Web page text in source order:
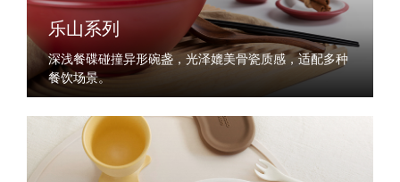
乐山系列
深浅餐碟碰撞异形碗盏，光泽媲美骨瓷质感，适配多种
餐饮场景。